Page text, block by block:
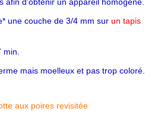
une couche de 3/4 mm sur un tapis
min.
mais moelleux et pas trop coloré.